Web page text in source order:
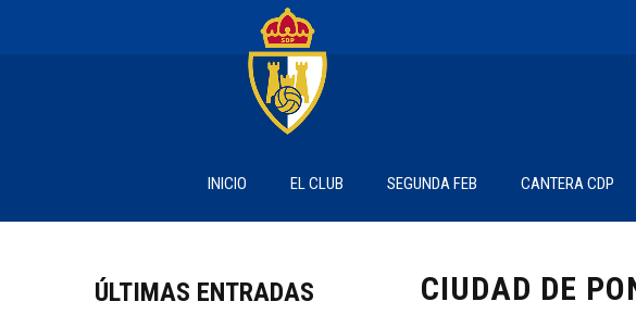
INICIO EL CLUB SEGUNDA FEB CANTERA CDP
CIUDAD DE
ÚLTIMAS ENTRADAS